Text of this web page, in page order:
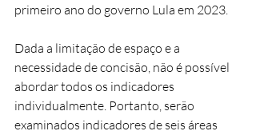
primeiro ano do governo Lula em 2023.
Dada a limitação de espaço e a
necessidade de concisão, não é possível
abordar todos os indicadores
individualmente. Portanto, serão
examinados indicadores de seis áreas